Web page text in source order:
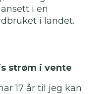
i en
i landet.
strøm i vente
17 år til jeg kan